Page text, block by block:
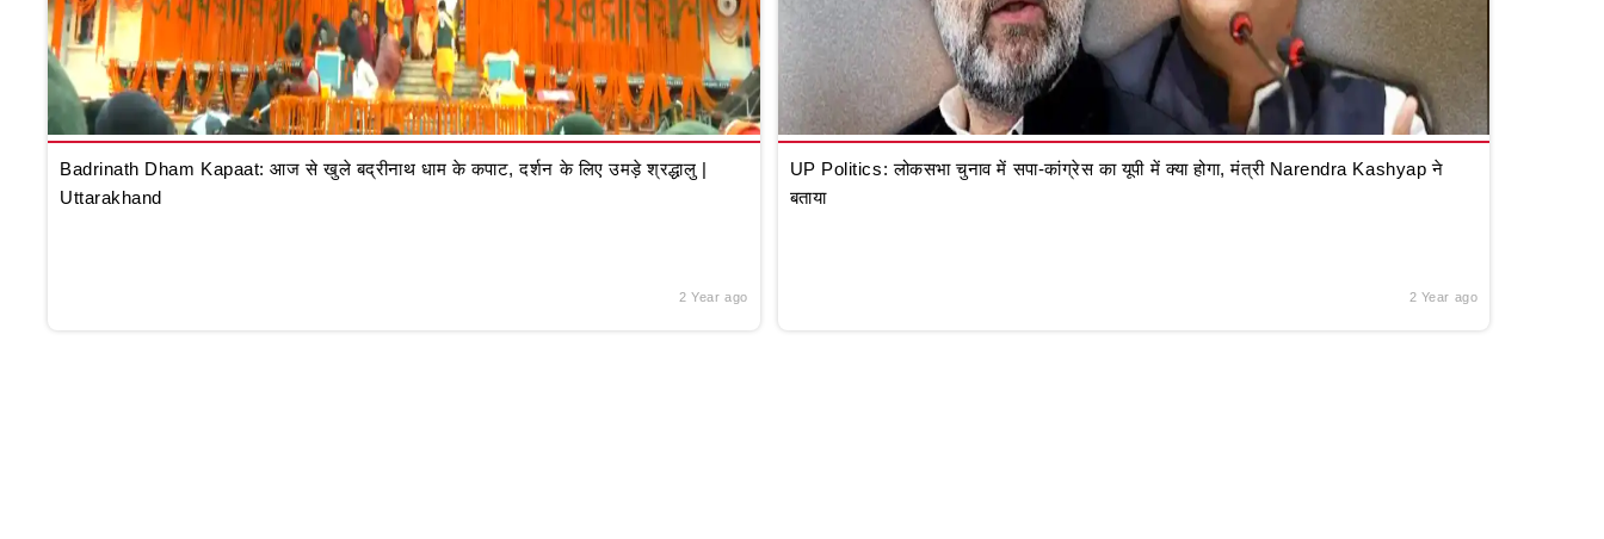
Badrinath Dham Kapaat: आज से खुले बद्रीनाथ धाम के कपाट, दर्शन के लिए उमड़े श्रद्धालु |
Uttarakhand
2 Year ago
UP Politics: लोकसभा चुनाव में सपा-कांग्रेस का यूपी में क्या होगा, मंत्री Narendra Kashyap ने
बताया
2 Year ago